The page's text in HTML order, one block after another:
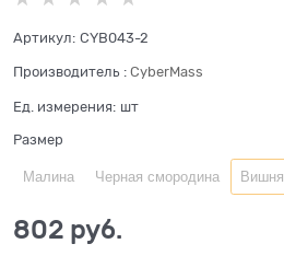
Артикул: CYB043-2
Производитель : CyberMass
Ед. измерения: шт
Размер
Малина Черная смородина Вишня
802 руб.